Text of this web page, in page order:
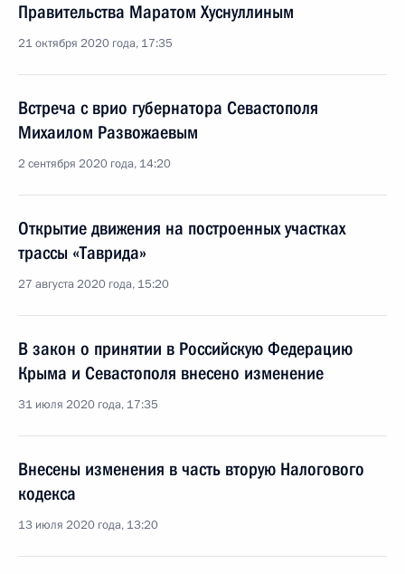
Правительства Маратом Хуснуллиным
21 октября 2020 года, 17:35
Встреча с врио губернатора Севастополя
Михаилом Развожаевым
2 сентября 2020 года, 14:20
Открытие движения на построенных участках
трассы «Таврида»
27 августа 2020 года, 15:20
В закон о принятии в Российскую Федерацию
Крыма и Севастополя внесено изменение
31 июля 2020 года, 17:35
Внесены изменения в часть вторую Налогового
кодекса
13 июля 2020 года, 13:20